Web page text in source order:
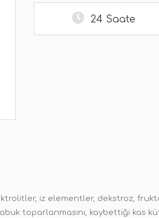
24 Saate
iz elementler, dekstroz,
toparlanmasını, kaybettiği kas